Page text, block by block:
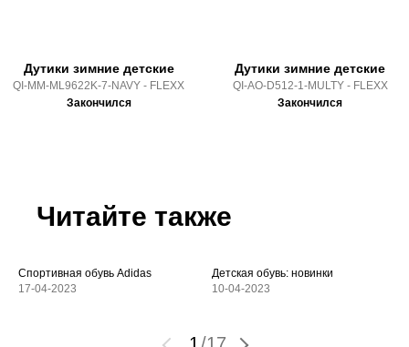
Дутики зимние детские
QI-MM-ML9622K-7-NAVY - FLEXX
Закончился
Дутики зимние детские
QI-AO-D512-1-MULTY - FLEXX
Закончился
Читайте также
Спортивная обувь Adidas
17-04-2023
Детская обувь: новинки
10-04-2023